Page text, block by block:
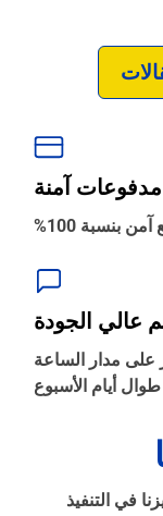
مدفوعات آمنة
بنسبة 100%
عالي الجودة
على مدار الساعة
طوال أيام الأسبوع
في التنفيذ
‹
‹